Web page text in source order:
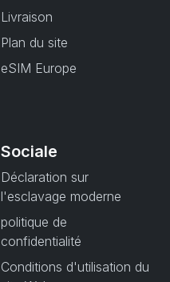
Livraison
Plan du site
eSIM Europe
Sociale
Déclaration sur
l'esclavage moderne
politique de
confidentialité
Conditions d'utilisation du